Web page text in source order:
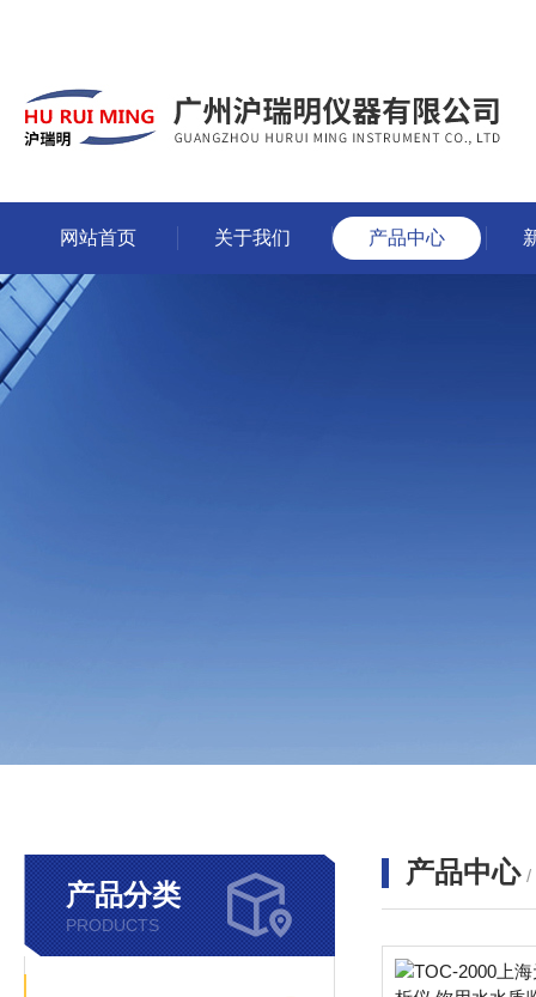
网站首页 关于我们 产品中心
产品分类
PRODUCTS
产品中心 /